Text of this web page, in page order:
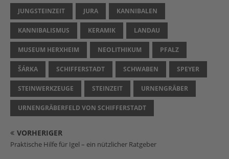
JUNGSTEINZEIT JURA KANNIBALEN
KANNIBALISMUS KERAMIK LANDAU
MUSEUM HERXHEIM NEOLITHIKUM PFALZ
ŠÁRKA SCHIFFERSTADT SCHWABEN SPEYER
STEINWERKZEUGE STEINZEIT URNENGRÄBER
URNENGRÄBERFELD VON SCHIFFERSTADT
VORHERIGER
Praktische Hilfe für Igel – ein nützlicher Ratgeber